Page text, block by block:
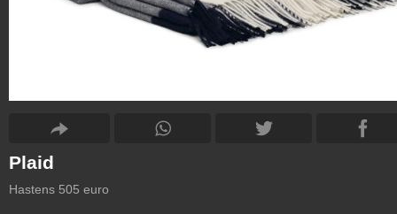
Plaid
Hastens 505 euro